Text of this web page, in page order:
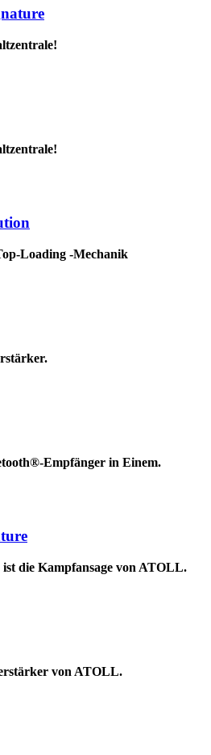
Loading -Mechanik
Empfänger in Einem.
die Kampfansage von ATOLL.
von ATOLL.